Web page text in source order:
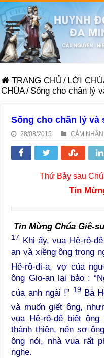
TRANG CHỦ / LỜI
CHÚA/ Sống cho chân lý
Sống cho chân lý và
28/08/2015 CẢM
Thứ Bảy sau
Tin
Tin Mừng Chúa Giê-
17
Khi ấy, vua Hê-rô-
an và xiềng ông trong
Hê-rô-đi-a, vợ của
ông Gio-an lại bảo :
của anh ngài !” 19Bà
và muốn giết ông,
vua Hê-rô-đê biết
thánh thiện, nên sợ
ông nói, nhà vua rất
nghe.